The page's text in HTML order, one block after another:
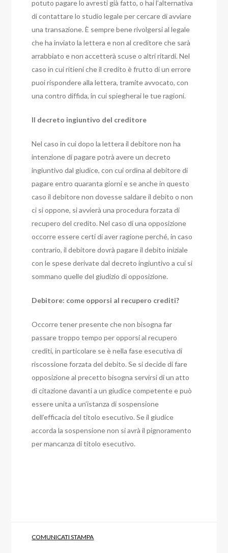
potuto pagare lo avresti già fatto, o hai l’alternativa
di contattare lo studio legale per cercare di avviare
una transazione. È sempre bene rivolgersi al legale
che ha inviato la lettera e non al creditore che sarà
arrabbiato e non accetterà scuse o altri ritardi. Nel
caso in cui ritieni che il credito è frutto di un errore
puoi rispondere alla lettera, tramite avvocato, con
una contro diffida, in cui spiegherai le tue ragioni.
Il decreto ingiuntivo del creditore
Nel caso in cui dopo la lettera il debitore non ha
intenzione di pagare potrà avere un decreto
ingiuntivo dal giudice, con cui ordina al debitore di
pagare entro quaranta giorni e se anche in questo
caso il debitore non dovesse saldare il debito o non
ci si oppone, si avvierà una procedura forzata di
recupero del credito. Nel caso di una opposizione
occorre essere certi di aver ragione perché, in caso
contrario, il debitore dovrà pagare il debito iniziale
con le spese derivate dal decreto ingiuntivo a cui si
sommano quelle del giudizio di opposizione.
Debitore: come opporsi al recupero crediti?
Occorre tener presente che non bisogna far
passare troppo tempo per opporsi al recupero
crediti, in particolare se è nella fase esecutiva di
riscossione forzata del debito. Se si decide di fare
opposizione al precetto bisogna servirsi di un atto
di citazione davanti a un giudice competente e può
essere unita a un’istanza di sospensione
dell’efficacia del titolo esecutivo. Se il giudice
accorda la sospensione non si avrà il pignoramento
per mancanza di titolo esecutivo.
COMUNICATI STAMPA